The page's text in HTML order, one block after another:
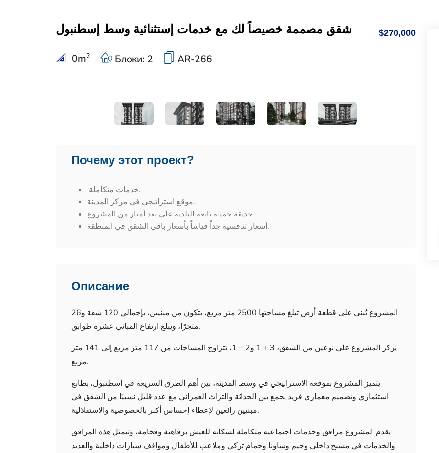
شقق مصممة خصيصاً لك مع خدمات إستثنائية وسط إسطنبول $270,000
0m2 Блоки: 2 AR-266
Почему этот проект?
.خدمات متكاملة.
موقع استراتيجي في مركز المدينة.
حديقة جميلة تابعة للبلدية على بعد أمتار من المشروع.
أسعار تنافسية جداً قياساً بأسعار باقي الشقق في المنطقة.
Описание
المشروع يُبنى على قطعة أرض تبلغ مساحتها 2500 متر مربع، يتكون من مبنيين، بإجمالي 120 شقة و26
متجرًا، ويبلغ ارتفاع المباني عشرة طوابق.
يركز المشروع على نوعين من الشقق، 3 + 1 و2 + 1، تتراوح المساحات من 117 متر مربع إلى 141 متر
مربع.
يتميز المشروع بموقعه الاستراتيجي في وسط المدينة، بين أهم الطرق السريعة في اسطنبول، بطابع
استثماري وتصميم معماري فريد يجمع بين الحداثة والتراث العمراني مع عدد قليل نسبيًا من الشقق في
مبنيين رائعين لإعطاء إحساس أكبر بالخصوصية والاستقلالية.
يقدم المشروع مرافق وخدمات اجتماعية متكاملة لسكانه للعيش برفاهية وفخامة، وتتمثل هذه المرافق
والخدمات في مسبح داخلي وجيم وساونا وحمام تركي وملاعب للأطفال ومواقف سيارات داخلية والعديد